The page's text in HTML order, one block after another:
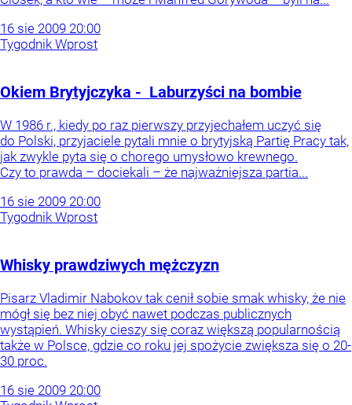
16 sie 2009 20:00
Tygodnik Wprost
Okiem Brytyjczyka - Laburzyści na bombie
W 1986 r., kiedy po raz pierwszy przyjechałem uczyć się
do Polski, przyjaciele pytali mnie o brytyjską Partię Pracy tak,
jak zwykle pyta się o chorego umysłowo krewnego.
Czy to prawda – dociekali – że najważniejsza partia...
16 sie 2009 20:00
Tygodnik Wprost
Whisky prawdziwych mężczyzn
Pisarz Vladimir Nabokov tak cenił sobie smak whisky, że nie
mógł się bez niej obyć nawet podczas publicznych
wystąpień. Whisky cieszy się coraz większą popularnością
także w Polsce, gdzie co roku jej spożycie zwiększa się o 20-
30 proc.
16 sie 2009 20:00